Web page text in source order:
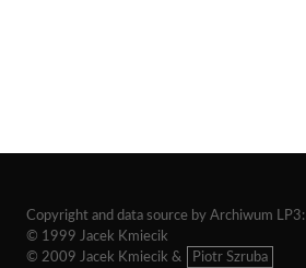
Copyright and data source by Archiwum LP3:
© 1999 Jacek Kmiecik
© 2009 Jacek Kmiecik &
Piotr Szruba